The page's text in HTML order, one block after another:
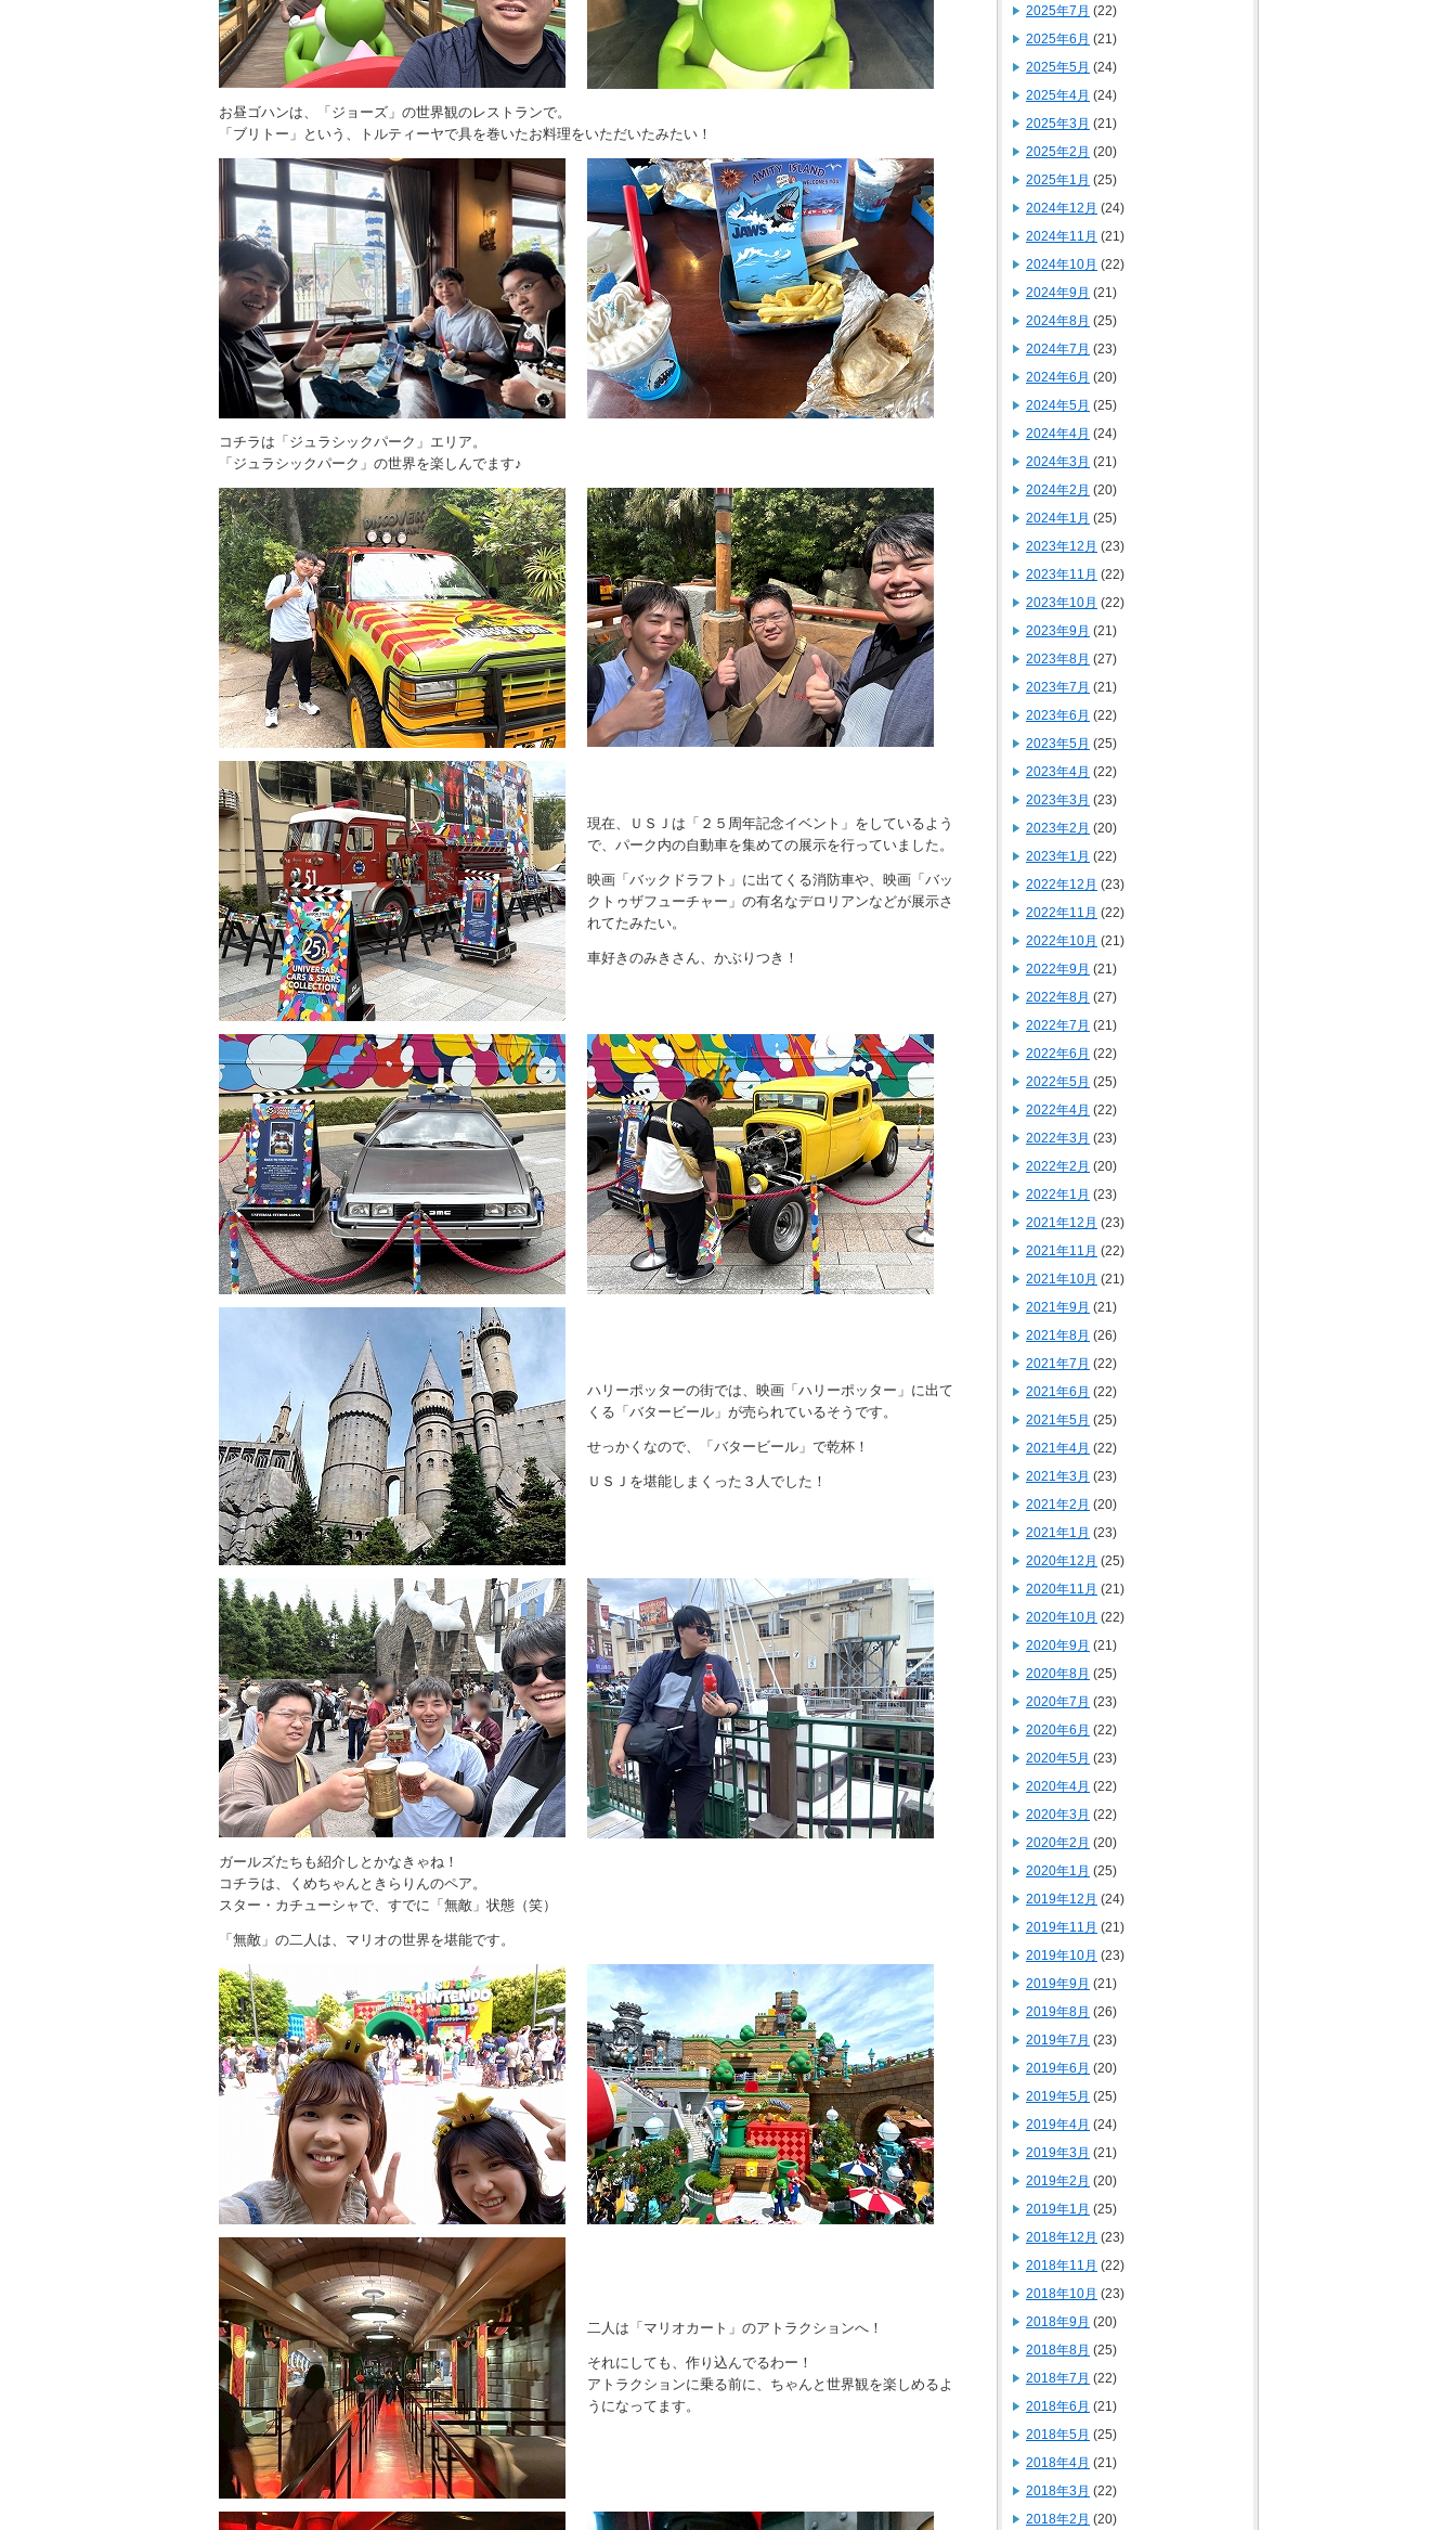
お昼ゴハンは、「ジョーズ」の世界観のレストランで。
「ブリトー」という、トルティーヤで具を巻いたお料理をいただいたみたい！
コチラは「ジュラシックパーク」エリア。
「ジュラシックパーク」の世界を楽しんでます♪
現在、ＵＳＪは「２５周年記念イベント」をしているよう
で、パーク内の自動車を集めての展示を行っていました。
映画「バックドラフト」に出てくる消防車や、映画「バッ
クトゥザフューチャー」の有名なデロリアンなどが展示さ
れてたみたい。
車好きのみきさん、かぶりつき！
ハリーポッターの街では、映画「ハリーポッター」に出て
くる「バタービール」が売られているそうです。
せっかくなので、「バタービール」で乾杯！
ＵＳＪを堪能しまくった３人でした！
ガールズたちも紹介しとかなきゃね！
コチラは、くめちゃんときらりんのペア。
スター・カチューシャで、すでに「無敵」状態（笑）
「無敵」の二人は、マリオの世界を堪能です。
二人は「マリオカート」のアトラクションへ！
それにしても、作り込んでるわー！
アトラクションに乗る前に、ちゃんと世界観を楽しめるよ
うになってます。
2025年7月 (22)
2025年6月 (21)
2025年5月 (24)
2025年4月 (24)
2025年3月 (21)
2025年2月 (20)
2025年1月 (25)
2024年12月 (24)
2024年11月 (21)
2024年10月 (22)
2024年9月 (21)
2024年8月 (25)
2024年7月 (23)
2024年6月 (20)
2024年5月 (25)
2024年4月 (24)
2024年3月 (21)
2024年2月 (20)
2024年1月 (25)
2023年12月 (23)
2023年11月 (22)
2023年10月 (22)
2023年9月 (21)
2023年8月 (27)
2023年7月 (21)
2023年6月 (22)
2023年5月 (25)
2023年4月 (22)
2023年3月 (23)
2023年2月 (20)
2023年1月 (22)
2022年12月 (23)
2022年11月 (22)
2022年10月 (21)
2022年9月 (21)
2022年8月 (27)
2022年7月 (21)
2022年6月 (22)
2022年5月 (25)
2022年4月 (22)
2022年3月 (23)
2022年2月 (20)
2022年1月 (23)
2021年12月 (23)
2021年11月 (22)
2021年10月 (21)
2021年9月 (21)
2021年8月 (26)
2021年7月 (22)
2021年6月 (22)
2021年5月 (25)
2021年4月 (22)
2021年3月 (23)
2021年2月 (20)
2021年1月 (23)
2020年12月 (25)
2020年11月 (21)
2020年10月 (22)
2020年9月 (21)
2020年8月 (25)
2020年7月 (23)
2020年6月 (22)
2020年5月 (23)
2020年4月 (22)
2020年3月 (22)
2020年2月 (20)
2020年1月 (25)
2019年12月 (24)
2019年11月 (21)
2019年10月 (23)
2019年9月 (21)
2019年8月 (26)
2019年7月 (23)
2019年6月 (20)
2019年5月 (25)
2019年4月 (24)
2019年3月 (21)
2019年2月 (20)
2019年1月 (25)
2018年12月 (23)
2018年11月 (22)
2018年10月 (23)
2018年9月 (20)
2018年8月 (25)
2018年7月 (22)
2018年6月 (21)
2018年5月 (25)
2018年4月 (21)
2018年3月 (22)
2018年2月 (20)